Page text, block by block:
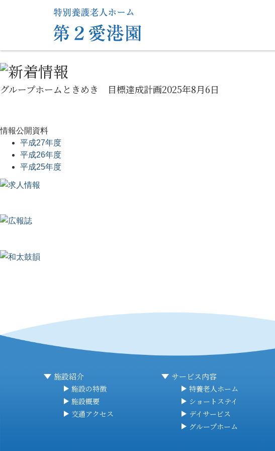
グループホームときめき 目標達成計画2025年8月6日
情報公開資料
平成27年度
平成26年度
平成25年度
施設紹介
施設の特徴
施設概要
交通アクセス
サービス内容
特養老人ホーム
ショートステイ
デイサービス
グループホーム